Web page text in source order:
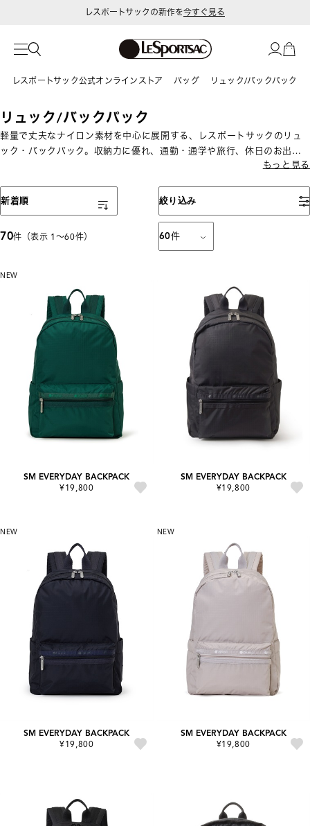
レスポートサック公式オンラインストア バッグ リュック/バックパック
リュック/バックパック
軽量で丈夫なナイロン素材を中心に展開する、レスポートサックのリュ
ック・バックパック。収納力に優れ、通勤・通学や旅行、休日のお出か
けにも便利。ミニサイズから大容量タイプまで幅広く揃っています。
もっと見る
絞り込み
70件（表示 1〜60件） 60件
表示順
新着順
NEW
SM EVERYDAY BACKPACK
¥19,800
SM EVERYDAY BACKPACK
¥19,800
NEW
SM EVERYDAY BACKPACK
¥19,800
NEW
SM EVERYDAY BACKPACK
¥19,800